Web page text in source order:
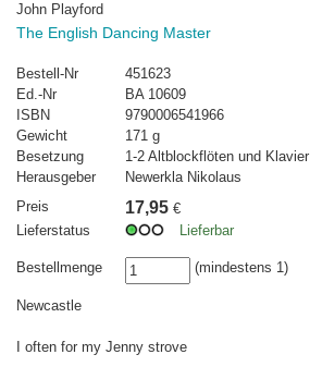
John Playford
The English Dancing Master
Bestell-Nr
451623
Ed.-Nr
BA 10609
ISBN
9790006541966
Gewicht
171 g
Besetzung
1-2 Altblockflöten und Klavier
Herausgeber
Newerkla Nikolaus
Preis
17,95 €
Lieferstatus
Lieferbar
Bestellmenge (mindestens 1)
Newcastle
I often for my Jenny strove